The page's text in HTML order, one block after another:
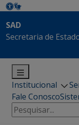
SAD
Secretaria de
Institucional
Fale Conosco
Pesquisar
por: